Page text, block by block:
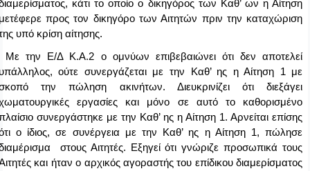
κάτι το οποίο ο δικηγόρος των Καθ’ ων η Αίτηση
προς τον δικηγόρο των Αιτητών πριν την καταχώριση
υπό κρίση αίτησης.
Με την Ε/Δ Κ.Α.2 ο ομνύων επιβεβαιώνει ότι δεν αποτελεί
ούτε συνεργάζεται με την Καθ’ ης η Αίτηση 1 με
την πώληση ακινήτων. Διευκρινίζει ότι διεξάγει
εργασίες και μόνο σε αυτό το καθορισμένο
συνεργάστηκε με την Καθ’ ης η Αίτηση 1. Αρνείται επίσης
ο ίδιος, σε συνέργεια με την Καθ’ ης η Αίτηση 1, πώλησε
στους Αιτητές. Εξηγεί ότι γνώριζε προσωπικά τους
και ήταν ο αρχικός αγοραστής του επίδικου διαμερίσματος